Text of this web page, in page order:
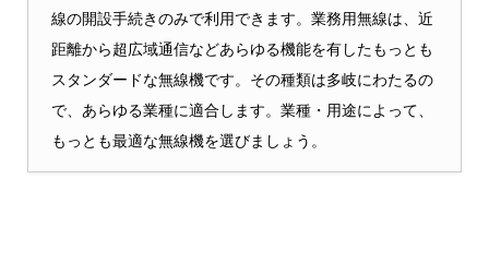
線の開設手続きのみで利用できます。業務用無線は、近
距離から超広域通信などあらゆる機能を有したもっとも
スタンダードな無線機です。その種類は多岐にわたるの
で、あらゆる業種に適合します。業種・用途によって、
もっとも最適な無線機を選びましょう。